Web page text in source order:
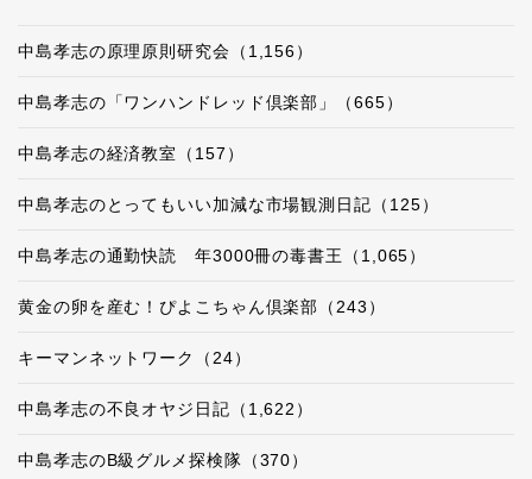
中島孝志の原理原則研究会（1,156）
中島孝志の「ワンハンドレッド倶楽部」（665）
中島孝志の経済教室（157）
中島孝志のとってもいい加減な市場観測日記（125）
中島孝志の通勤快読 年3000冊の毒書王（1,065）
黄金の卵を産む！ぴよこちゃん倶楽部（243）
キーマンネットワーク（24）
中島孝志の不良オヤジ日記（1,622）
中島孝志のB級グルメ探検隊（370）